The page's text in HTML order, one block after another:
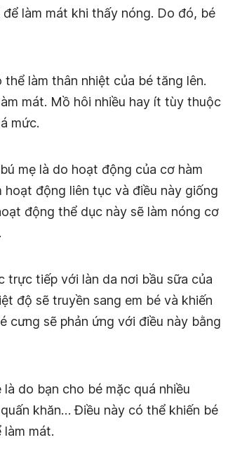
làm mát khi thấy nóng. Do đó, bé
làm thân nhiệt của bé tăng lên.
mát. Mồ hôi nhiều hay ít tùy thuộc
mức.
mẹ là do hoạt động của cơ hàm
hoạt động liên tục và điều này giống
động thể dục này sẽ làm nóng cơ
trực tiếp với làn da nơi bầu sữa của
độ sẽ truyền sang em bé và khiến
cưng sẽ phản ứng với điều này bằng
do bạn cho bé mặc quá nhiều
khăn… Điều này có thể khiến bé
mát.